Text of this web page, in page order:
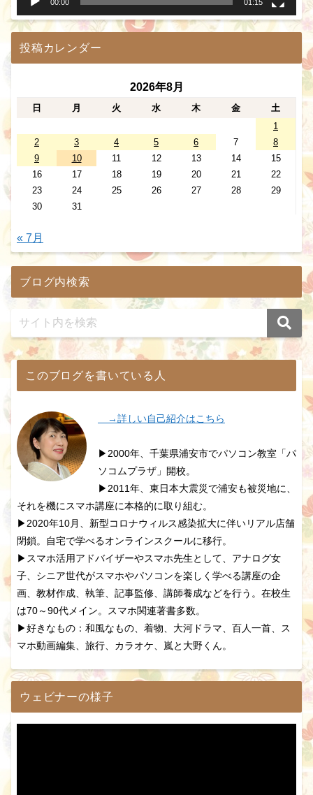
00:00 01:15
投稿カレンダー
2026年8月
日 月 火 水 木 金
土
1
2
3 4 5 6 7
8
9
10 11 12 13 14
15
16
17 18 19 20 21
22
23
24 25 26 27 28
29
30
31
« 7月
ブログ内検索
このブログを書いている人
→詳しい自己紹介はこちら
▶2000年、千葉県浦安市でパソコン教室「パ
ソコムプラザ」開校。
▶2011年、東日本大震災で浦安も被災地に、
それを機にスマホ講座に本格的に取り組む。
▶2020年10月、新型コロナウィルス感染拡大に伴いリアル店舗
閉鎖。自宅で学べるオンラインスクールに移行。
▶スマホ活用アドバイザーやスマホ先生として、アナログ女
子、シニア世代がスマホやパソコンを楽しく学べる講座の企
画、教材作成、執筆、記事監修、講師養成などを行う。在校生
は70～90代メイン。スマホ関連著書多数。
▶好きなもの：和風なもの、着物、大河ドラマ、百人一首、ス
マホ動画編集、旅行、カラオケ、嵐と大野くん。
ウェビナーの様子